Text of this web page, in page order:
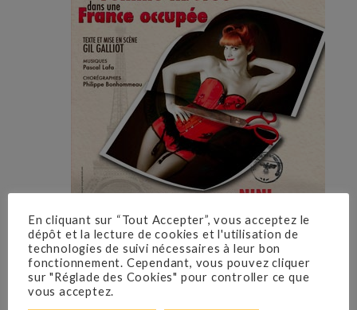
En cliquant sur “Tout Accepter”, vous acceptez le
dépôt et la lecture de cookies et l'utilisation de
technologies de suivi nécessaires à leur bon
fonctionnement. Cependant, vous pouvez cliquer
sur "Réglade des Cookies" pour controller ce que
vous acceptez.